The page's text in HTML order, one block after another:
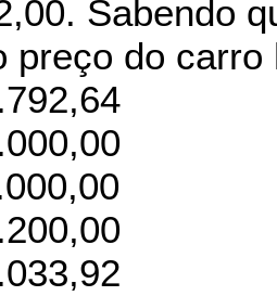
Sabendo
preço do